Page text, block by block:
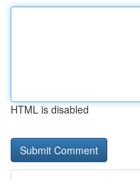
HTML is disabled